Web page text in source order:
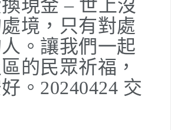
現金 – 世上沒
境，只有對處
。讓我們一起
的民眾祈福，
。20240424 交